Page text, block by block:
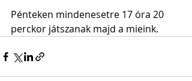
Pénteken mindenesetre 17 óra 20
perckor játszanak majd a mieink.